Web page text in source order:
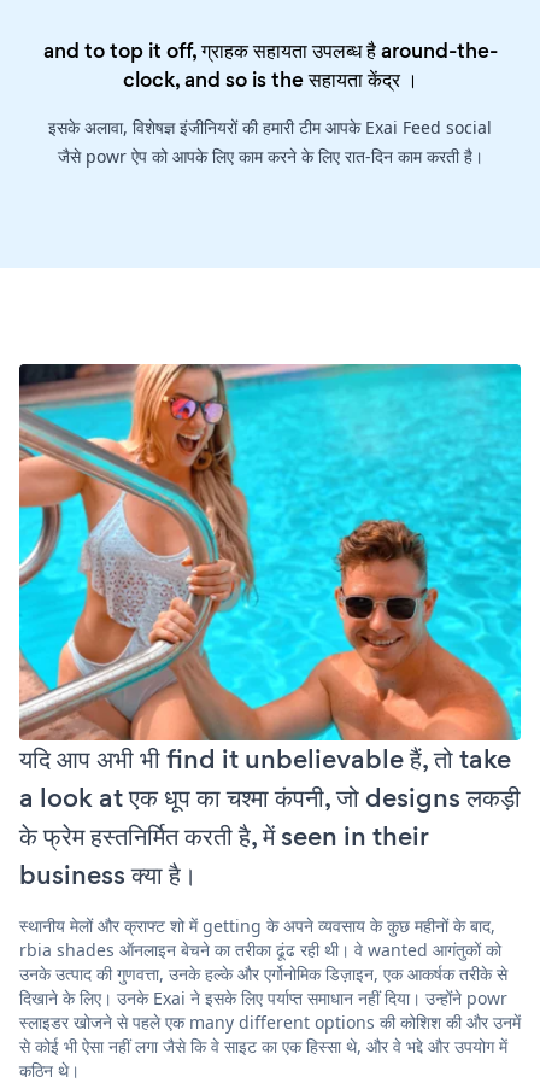
and to top it off, ग्राहक सहायता उपलब्ध है around-the-
clock, and so is theसहायता केंद्र।
इसके अलावा, विशेषज्ञ इंजीनियरों की हमारी टीम आपके Exai Feed social
जैसे powr ऐप को आपके लिए काम करने के लिए रात-दिन काम करती है।
यदि आप अभी भी find it unbelievable हैं, तो take
a look at एक धूप का चश्मा कंपनी, जो designs लकड़ी
के फ्रेम हस्तनिर्मित करती है, में seen in their
business क्या है।
स्थानीय मेलों और क्राफ्ट शो में getting के अपने व्यवसाय के कुछ महीनों के बाद,
rbia shades ऑनलाइन बेचने का तरीका ढूंढ रही थी। वे wanted आगंतुकों को
उनके उत्पाद की गुणवत्ता, उनके हल्के और एर्गोनोमिक डिज़ाइन, एक आकर्षक तरीके से
दिखाने के लिए। उनके Exai ने इसके लिए पर्याप्त समाधान नहीं दिया। उन्होंने powr
स्लाइडर खोजने से पहले एक many different options की कोशिश की और उनमें
से कोई भी ऐसा नहीं लगा जैसे कि वे साइट का एक हिस्सा थे, और वे भद्दे और उपयोग में
कठिन थे।